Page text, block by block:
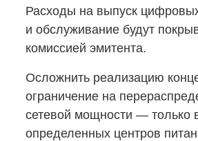
Расходы на выпуск
и обслуживание будут
комиссией эмитента.
Осложнить реализацию
ограничение на
сетевой мощности — только
определенных центров